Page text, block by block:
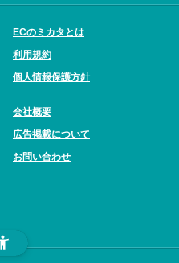
ECのミカタとは
利用規約
個人情報保護方針
会社概要
広告掲載について
お問い合わせ